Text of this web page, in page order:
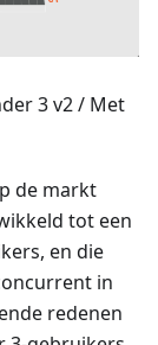
3 v2 / Met
de markt
tot een
en die
in
redenen